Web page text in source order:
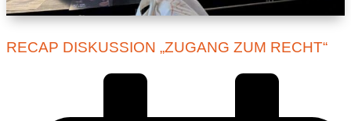
RECAP DISKUSSION „ZUGANG ZUM RECHT“